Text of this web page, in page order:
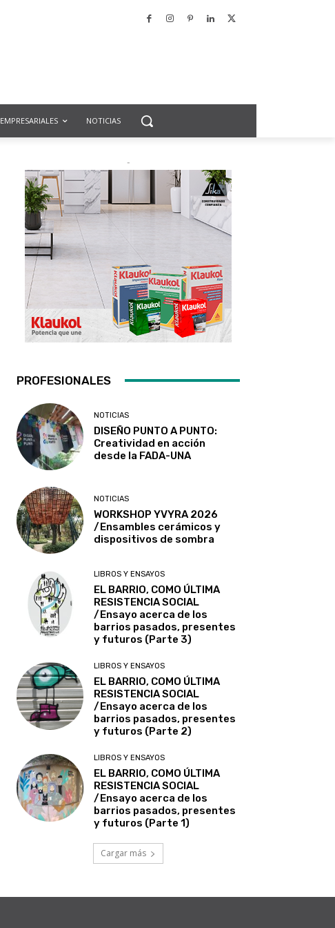
EMPRESARIALES NOTICIAS
-
PROFESIONALES
NOTICIAS
DISEÑO PUNTO A PUNTO:
Creatividad en acción
desde la FADA-UNA
NOTICIAS
WORKSHOP YVYRA 2026
/Ensambles cerámicos y
dispositivos de sombra
LIBROS Y ENSAYOS
EL BARRIO, COMO ÚLTIMA
RESISTENCIA SOCIAL
/Ensayo acerca de los
barrios pasados, presentes
y futuros (Parte 3)
LIBROS Y ENSAYOS
EL BARRIO, COMO ÚLTIMA
RESISTENCIA SOCIAL
/Ensayo acerca de los
barrios pasados, presentes
y futuros (Parte 2)
LIBROS Y ENSAYOS
EL BARRIO, COMO ÚLTIMA
RESISTENCIA SOCIAL
/Ensayo acerca de los
barrios pasados, presentes
y futuros (Parte 1)
Cargar más